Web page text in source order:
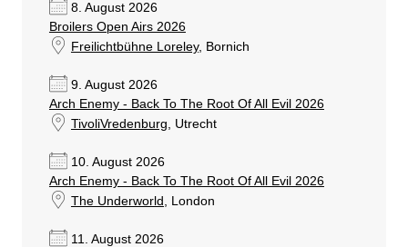
8. August 2026
Broilers Open Airs 2026
Freilichtbühne Loreley, Bornich
9. August 2026
Arch Enemy - Back To The Root Of All Evil 2026
TivoliVredenburg, Utrecht
10. August 2026
Arch Enemy - Back To The Root Of All Evil 2026
The Underworld , London
11. August 2026